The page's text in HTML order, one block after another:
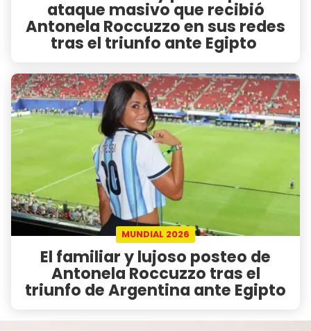
ataque masivo que recibió
Antonela Roccuzzo en sus redes
tras el triunfo ante Egipto
MUNDIAL 2026
El familiar y lujoso posteo de
Antonela Roccuzzo tras el
triunfo de Argentina ante Egipto